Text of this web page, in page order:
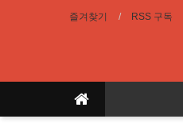
즐겨찾기 RSS 구독